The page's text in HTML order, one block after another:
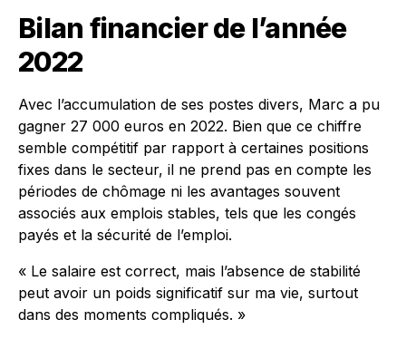
Bilan financier de l’année
2022
Avec l’accumulation de ses postes divers, Marc a pu
gagner 27 000 euros en 2022. Bien que ce chiffre
semble compétitif par rapport à certaines positions
fixes dans le secteur, il ne prend pas en compte les
périodes de chômage ni les avantages souvent
associés aux emplois stables, tels que les congés
payés et la sécurité de l’emploi.
« Le salaire est correct, mais l’absence de stabilité
peut avoir un poids significatif sur ma vie, surtout
dans des moments compliqués. »